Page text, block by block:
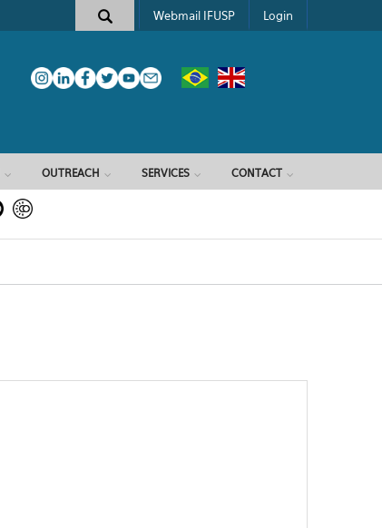
Webmail IFUSP Login
OUTREACH SERVICES CONTACT